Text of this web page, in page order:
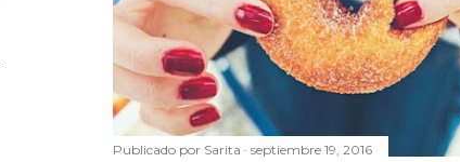
Publicado por Sarita septiembre 19, 2016